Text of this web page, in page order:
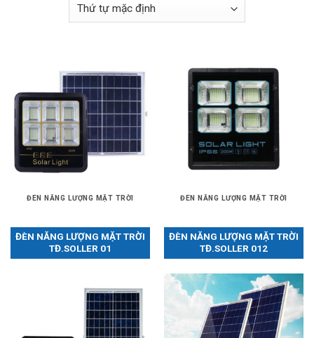
ĐÈN NĂNG LƯỢNG MẶT TRỜI
ĐÈN NĂNG LƯỢNG MẶT TRỜI
TĐ.SOLLER 01
ĐÈN NĂNG LƯỢNG MẶT TRỜI
ĐÈN NĂNG LƯỢNG MẶT TRỜI
TĐ.SOLLER 012